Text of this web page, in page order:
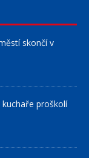
skončí v
proškolí